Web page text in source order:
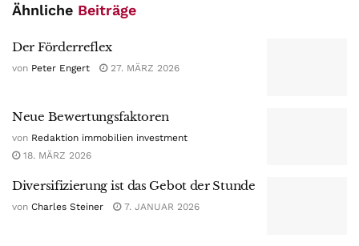
Ähnliche Beiträge
Der Förderreflex
von Peter Engert 27. MÄRZ 2026
Neue Bewertungsfaktoren
von Redaktion immobilien investment
18. MÄRZ 2026
Diversifizierung ist das Gebot der Stunde
von Charles Steiner 7. JANUAR 2026